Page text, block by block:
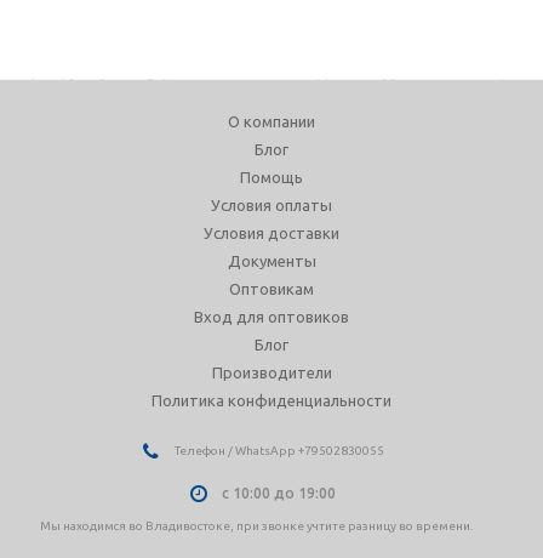
О компании
Блог
Помощь
Условия оплаты
Условия доставки
Документы
Оптовикам
Вход для оптовиков
Блог
Производители
Политика конфиденциальности
Телефон / WhatsApp +79502830055
с 10:00 до 19:00
Мы находимся во Владивостоке, при звонке учтите разницу во времени.